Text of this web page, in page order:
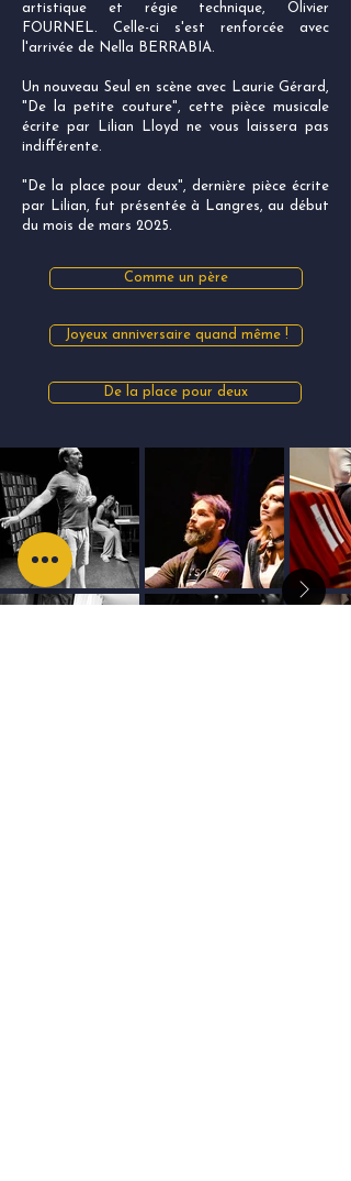
artistique et régie technique, Olivier
FOURNEL. Celle-ci s'est renforcée avec
l'arrivée de Nella BERRABIA.
Un nouveau Seul en scène avec Laurie Gérard,
"De la petite couture", cette pièce musicale
écrite par Lilian Lloyd ne vous laissera pas
indifférente.
"De la place pour deux", dernière pièce écrite
par Lilian, fut présentée à Langres, au début
du mois de mars 2025.
Comme un père
Joyeux anniversaire quand même !
De la place pour deux